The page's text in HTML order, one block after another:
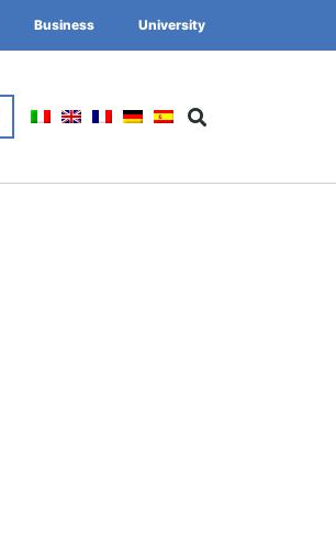
Business University